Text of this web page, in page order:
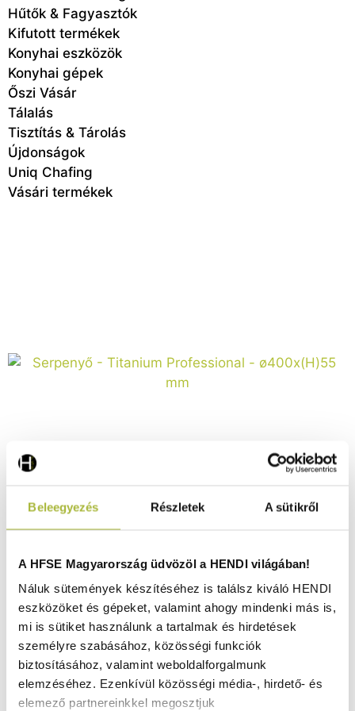
Beleegyezés Részletek A sütikről
A HFSE Magyarország üdvözöl a HENDI világában!
Náluk sütemények készítéséhez is találsz kiváló HENDI
eszközöket és gépeket, valamint ahogy mindenki más is,
mi is sütiket használunk a tartalmak és hirdetések
személyre szabásához, közösségi funkciók
biztosításához, valamint weboldalforgalmunk
elemzéséhez. Ezenkívül közösségi média-, hirdető- és
elemező partnereinkkel megosztjuk
Hűtők & Fagyasztók
Kifutott termékek
Konyhai eszközök
Konyhai gépek
Őszi Vásár
Tálalás
Tisztítás & Tárolás
Újdonságok
Uniq Chafing
Vásári termékek
Serpenyő – Titanium Professional – ø400x(H)55 mm -
31.360Ft
(24.693Ft+ ÁFA)
KOSÁRBA